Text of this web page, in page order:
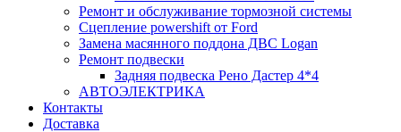
Ремонт и обслуживание тормозной системы
Сцепление powershift от Ford
Замена масянного поддона ДВС Logan
Ремонт подвески
Задняя подвеска Рено Дастер 4*4
АВТОЭЛЕКТРИКА
Контакты
Доставка